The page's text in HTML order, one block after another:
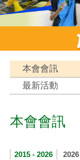
本會會訊
最新活動
本會會訊
2015 - 2026 2026